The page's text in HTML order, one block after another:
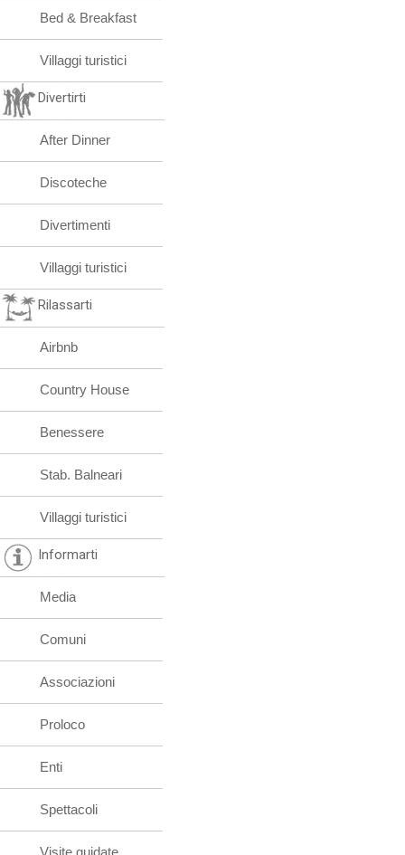
Bed & Breakfast
Villaggi turistici
Divertirti
After Dinner
Discoteche
Divertimenti
Villaggi turistici
Rilassarti
Airbnb
Country House
Benessere
Stab. Balneari
Villaggi turistici
Informarti
Media
Comuni
Associazioni
Proloco
Enti
Spettacoli
Visite guidate